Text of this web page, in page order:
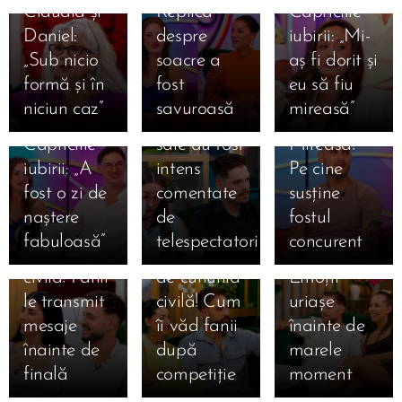
Claudia și
Daniel:
„Sub nicio
formă și în
niciun caz”
Replica
despre
soacre a
fost
savuroasă
Capriciile
iubirii: „Mi-
aș fi dorit și
eu să fiu
mireasă”
mărturisire
emoționantă
despre
Mihai la
Mireasa.
Capriciile
iubirii: „A
fost o zi de
naștere
fabuloasă”
Daniel,
mesaj dur
pentru
Claudia!
Declarațiile
sale au fost
intens
comentate
de
telespectatori
ales
favoriții
pentru
marea
finală
Mireasa!
Pe cine
susține
fostul
concurent
15.07.2026
Amalia și
Sebastian,
la doar o zi
de cununia
civilă! Fanii
le transmit
mesaje
înainte de
finală
15.07.2026
Giulia și
Alexandru,
la un pas
de cununia
civilă! Cum
îi văd fanii
după
competiție
15.07.2026
Ema și
Alan, la o
zi de
cununia
civilă!
Emoții
uriașe
înainte de
marele
moment
15.07.2026
Simona
Gherghe
anunță
ediția
specială de
mâine! Au
15.07.2026
Claudia a
izbucnit în
lacrimi la
Mireasa!
Momentul
15.07.2026
Claudia,
salvată
după ce a
ocupat
locul 3 în
topul